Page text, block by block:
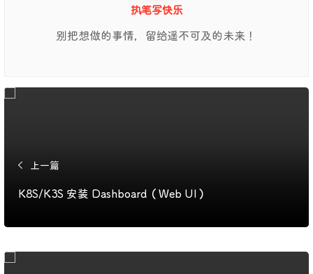
执笔写快乐
别把想做的事情，留给遥不可及的未来！
上一篇
K8S/K3S 安装 Dashboard（Web UI）